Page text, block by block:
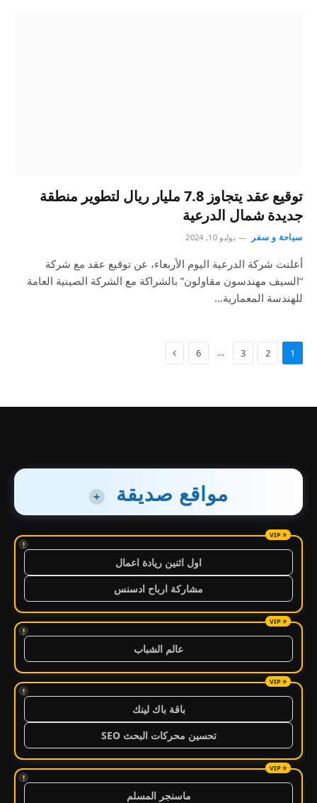
توقيع عقد يتجاوز 7.8 مليار ريال لتطوير منطقة
جديدة شمال الدرعية
سياحة و سفر يوليو 10, 2024
أعلنت شركة الدرعية اليوم الأربعاء، عن توقيع عقد مع شركة
“السيف مهندسون مقاولون” بالشراكة مع الشركة الصينية العامة
للهندسة المعمارية…
1
2
3
…
6
مواقع صديقة +
!
اول اثنين ريادة اعمال
مشاركة ارباح ادسنس
!
عالم الشباب
!
باقة باك لينك
تحسين محركات البحث SEO
!
ماسنجر المسلم